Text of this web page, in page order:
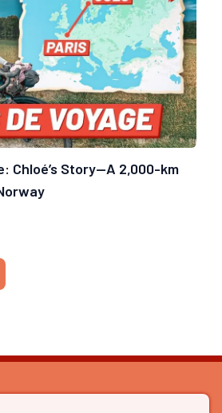
Chloé’s Story—A 2,000-km